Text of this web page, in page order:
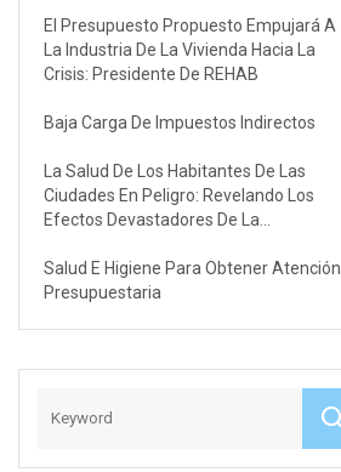
El Presupuesto Propuesto Empujará A
La Industria De La Vivienda Hacia La
Crisis: Presidente De REHAB
Baja Carga De Impuestos Indirectos
La Salud De Los Habitantes De Las
Ciudades En Peligro: Revelando Los
Efectos Devastadores De La
Salud E Higiene Para Obtener Atención
Presupuestaria